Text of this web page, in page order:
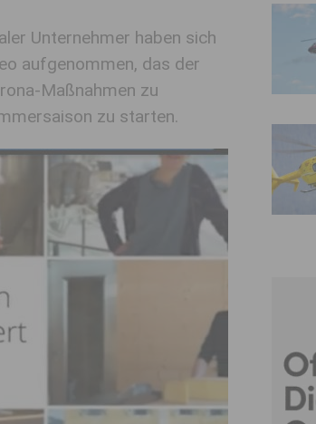
Unternehmer haben sich
aufgenommen, das der
Maßnahmen zu
zu starten.